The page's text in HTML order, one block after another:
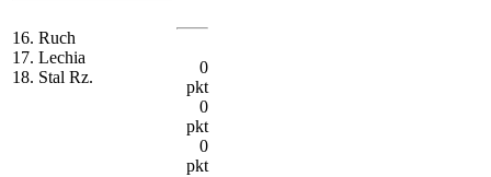
16. Ruch
17. Lechia
18. Stal Rz.
0
pkt
0
pkt
0
pkt